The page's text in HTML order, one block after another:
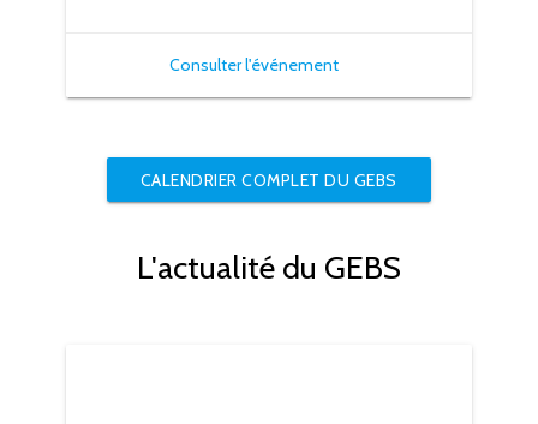
Consulter l'événement
CALENDRIER COMPLET DU GEBS
L'actualité du GEBS